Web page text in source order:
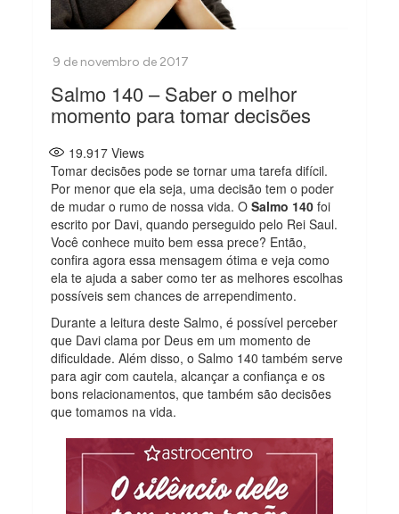
Salmo 140 – Saber o melhor
momento para tomar decisões
19.917 Views
Tomar decisões pode se tornar uma tarefa difícil.
Por menor que ela seja, uma decisão tem o poder
de mudar o rumo de nossa vida. O Salmo 140 foi
escrito por Davi, quando perseguido pelo Rei Saul.
Você conhece muito bem essa prece? Então,
confira agora essa mensagem ótima e veja como
ela te ajuda a saber como ter as melhores escolhas
possíveis sem chances de arrependimento.
Durante a leitura deste Salmo, é possível perceber
que Davi clama por Deus em um momento de
dificuldade. Além disso, o Salmo 140 também serve
para agir com cautela, alcançar a confiança e os
bons relacionamentos, que também são decisões
que tomamos na vida.